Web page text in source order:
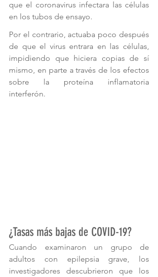
que el coronavirus infectara las células
en los tubos de ensayo.
Por el contrario, actuaba poco después
de que el virus entrara en las células,
impidiendo que hiciera copias de sí
mismo, en parte a través de los efectos
sobre la proteína inflamatoria
interferón.
¿Tasas más bajas de COVID-19?
Cuando examinaron un grupo de
adultos con epilepsia grave, los
investigadores descubrieron que los